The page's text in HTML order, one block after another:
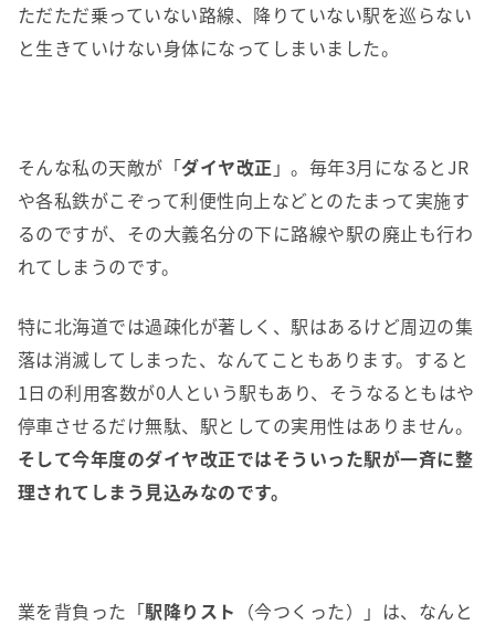
ただただ乗っていない路線、降りていない駅を巡らない
と生きていけない身体になってしまいました。
そんな私の天敵が「ダイヤ改正 」。毎年3月になるとJR
や各私鉄がこぞって利便性向上などとのたまって実施す
るのですが、その大義名分の下に路線や駅の廃止も行わ
れてしまうのです。
特に北海道では過疎化が著しく、駅はあるけど周辺の集
落は消滅してしまった、なんてこともあります。すると
1日の利用客数が0人という駅もあり、そうなるともはや
停車させるだけ無駄、駅としての実用性はありません。
そして今年度のダイヤ改正ではそういった駅が一斉に整
理されてしまう見込みなのです。
業を背負った「駅降りスト （今つくった）」は、なんと